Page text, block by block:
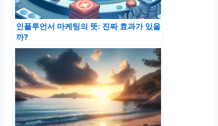
인플루언서 마케팅의 뜻: 진짜 효과가 있을
까?